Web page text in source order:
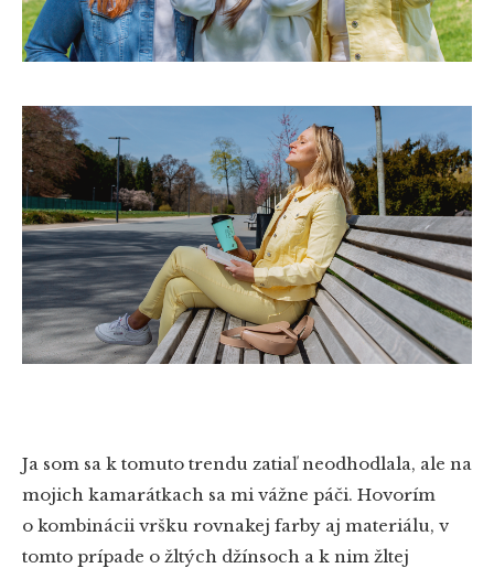
Ja som sa k tomuto trendu zatiaľ neodhodlala, ale na
mojich kamarátkach sa mi vážne páči. Hovorím
o kombinácii vršku rovnakej farby aj materiálu, v
tomto prípade o žltých džínsoch a k nim žltej